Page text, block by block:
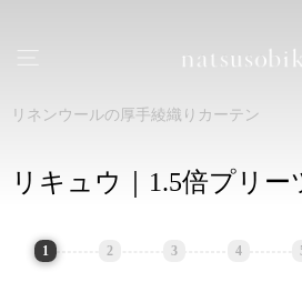
リネンウールの厚手綾織りカーテン
リキュウ｜1.5倍プリー
1 2 3 4